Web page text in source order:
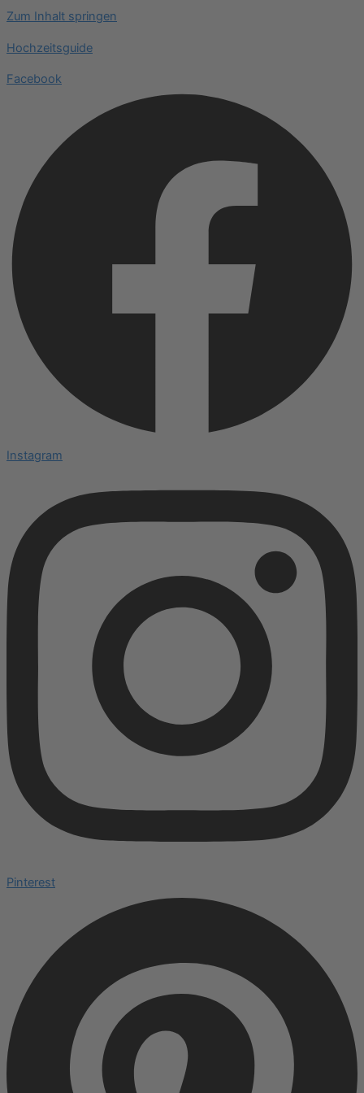
Zum Inhalt springen
Hochzeitsguide
Facebook
Instagram
Pinterest